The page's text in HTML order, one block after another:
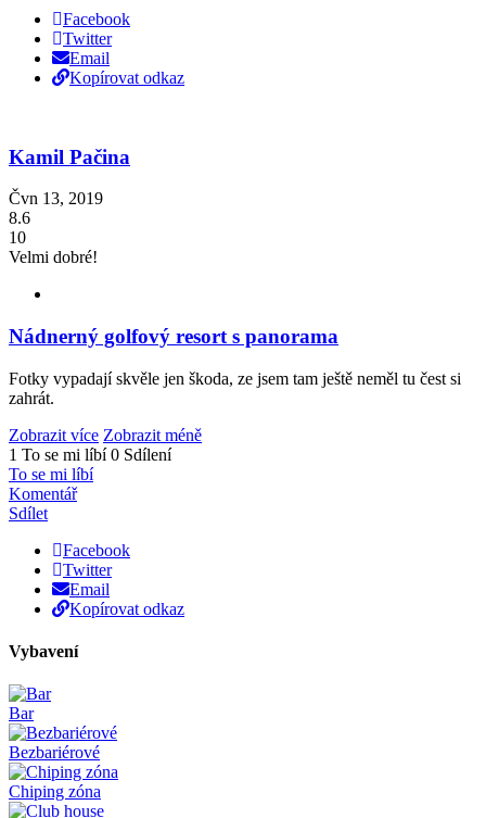
Facebook
Twitter
Email
Kopírovat odkaz
Kamil Pačina
Čvn 13, 2019
8.6
10
Velmi dobré!
Nádnerný golfový resort s panorama
Fotky vypadají skvěle jen škoda, ze jsem tam ještě neměl tu čest si
zahrát.
Zobrazit více Zobrazit méně
1 To se mi líbí 0 Sdílení
To se mi líbí
Komentář
Sdílet
Facebook
Twitter
Email
Kopírovat odkaz
Vybavení
Bar
Bezbariérové
Chiping zóna